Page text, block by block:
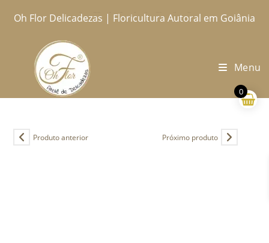
paraOh Flor Delicadezas | Floricultura Autoral em Goiânia
Menu
Produto anterior Próximo produto
0